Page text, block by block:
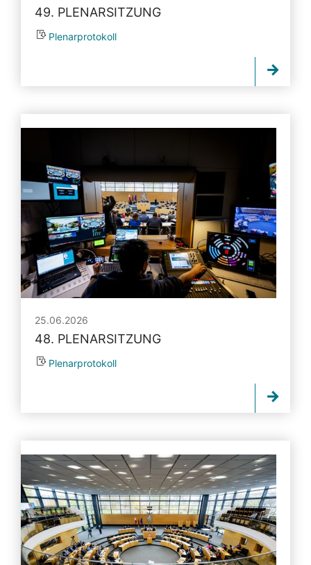
49. PLENARSITZUNG
Plenarprotokoll
25.06.2026
48. PLENARSITZUNG
Plenarprotokoll